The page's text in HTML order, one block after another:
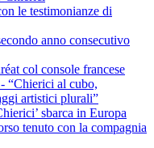
le testimonianze di
anno consecutivo
col console francese
“Chierici al cubo,
artistici plurali”
sbarca in Europa
tenuto con la compagnia